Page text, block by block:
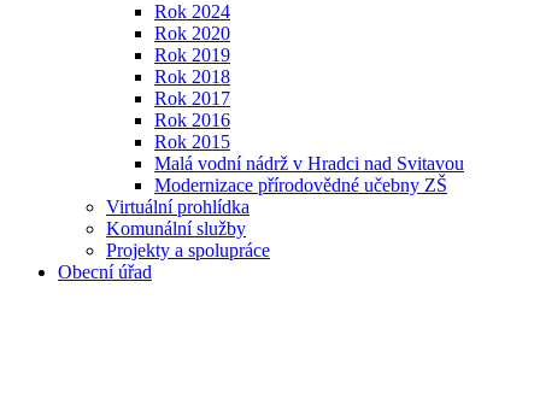
Rok 2024
Rok 2020
Rok 2019
Rok 2018
Rok 2017
Rok 2016
Rok 2015
Malá vodní nádrž v Hradci nad Svitavou
Modernizace přírodovědné učebny ZŠ
Virtuální prohlídka
Komunální služby
Projekty a spolupráce
Obecní úřad